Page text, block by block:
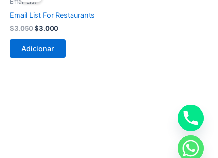
Email List
Email List For Restaurants
$3.050
$3.050.
$3.000
$3.000.
Adicionar